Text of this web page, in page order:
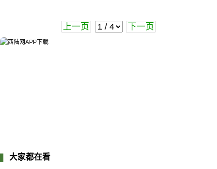
上一页 下一页
大家都在看